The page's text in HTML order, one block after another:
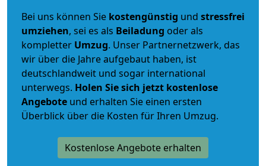
Bei uns können Sie kostengünstig und stressfrei
umziehen, sei es als Beiladung oder als
kompletter Umzug. Unser Partnernetzwerk, das
wir über die Jahre aufgebaut haben, ist
deutschlandweit und sogar international
unterwegs. Holen Sie sich jetzt kostenlose
Angebote und erhalten Sie einen ersten
Überblick über die Kosten für Ihren Umzug.
Kostenlose Angebote erhalten